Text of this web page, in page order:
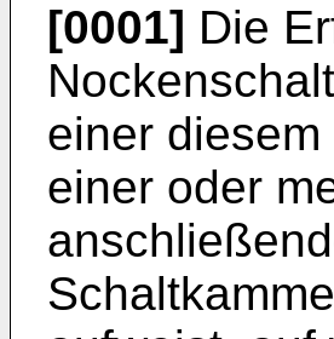
[0001] Die
einer
einer oder